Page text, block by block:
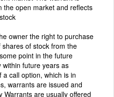
the open market and reflects
owner the right to purchase
of stock from the
point in the future
within future years as
call option, which is in
warrants are issued and
are usually offered